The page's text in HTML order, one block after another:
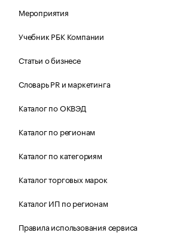
Мероприятия
Учебник РБК Компании
Статьи о бизнесе
Словарь PR и маркетинга
Каталог по ОКВЭД
Каталог по регионам
Каталог по категориям
Каталог торговых марок
Каталог ИП по регионам
Правила использования сервиса